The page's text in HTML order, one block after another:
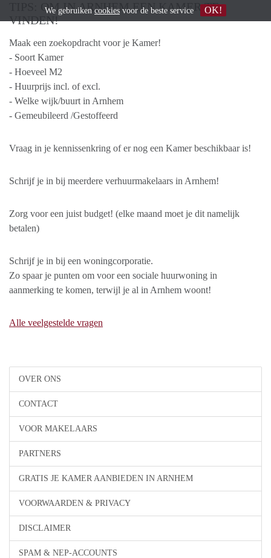
OVER ONS
CONTACT
VOOR MAKELAARS
PARTNERS
GRATIS JE KAMER AANBIEDEN IN ARNHEM
VOORWAARDEN & PRIVACY
DISCLAIMER
SPAM & NEP-ACCOUNTS
TIPS: OM IN ARNHEM EEN KAMER TE
VINDEN!
Maak een zoekopdracht voor je Kamer!
- Soort Kamer
- Hoeveel M2
- Huurprijs incl. of excl.
- Welke wijk/buurt in Arnhem
- Gemeubileerd /Gestoffeerd
Vraag in je kennissenkring of er nog een Kamer beschikbaar is!
Schrijf je in bij meerdere verhuurmakelaars in Arnhem!
Zorg voor een juist budget! (elke maand moet je dit namelijk
betalen)
Schrijf je in bij een woningcorporatie.
Zo spaar je punten om voor een sociale huurwoning in
aanmerking te komen, terwijl je al in Arnhem woont!
Alle veelgestelde vragen
We gebruiken cookies voor de beste service OK!